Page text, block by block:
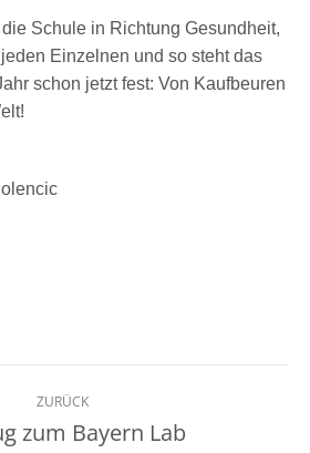
Schule in Richtung Gesundheit,
Einzelnen und so steht das
schon jetzt fest: Von Kaufbeuren
ZURÜCK
Vorheriger
zum Bayern Lab